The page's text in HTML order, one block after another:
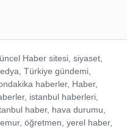
Haber sitesi, siyaset,
Türkiye gündemi,
haberler, Haber,
istanbul haberleri,
haber, hava durumu,
öğretmen, yerel haber,